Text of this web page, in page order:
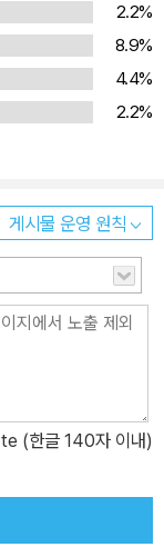
2.2%
8.9%
4.4%
2.2%
게시물 운영 원칙
(한글 140자 이내)